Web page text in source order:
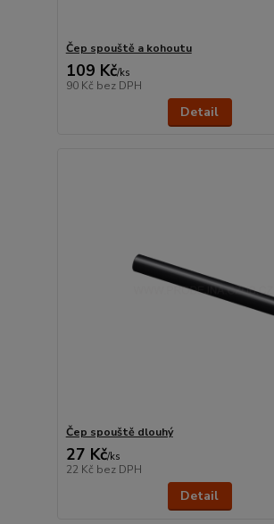
Čep spouště a kohoutu
109 Kč/ks
90 Kč bez DPH
Detail
Čep spouště dlouhý
27 Kč/ks
22 Kč bez DPH
Detail